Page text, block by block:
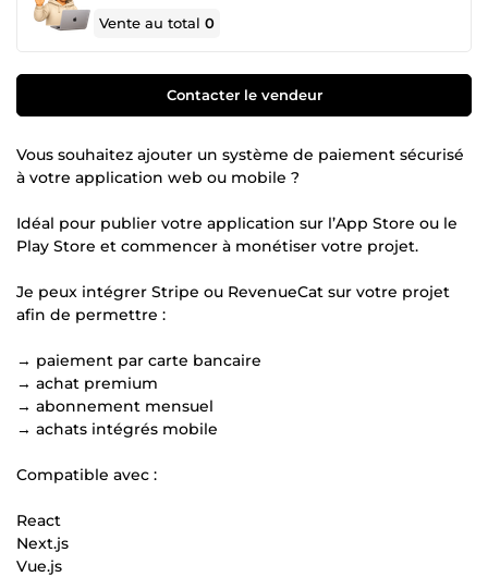
Vente au total0
Contacter le vendeur
Vous souhaitez ajouter un système de paiement sécurisé
à votre application web ou mobile ?
Idéal pour publier votre application sur l’App Store ou le
Play Store et commencer à monétiser votre projet.
Je peux intégrer Stripe ou RevenueCat sur votre projet
afin de permettre :
→ paiement par carte bancaire
→ achat premium
→ abonnement mensuel
→ achats intégrés mobile
Compatible avec :
React
Next.js
Vue.js